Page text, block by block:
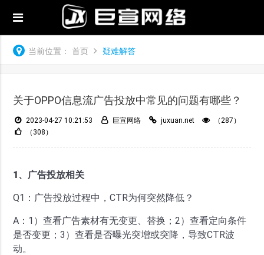
当前位置： 首页 疑难解答
关于OPPO信息流广告投放中常见的问题有哪些？
2023-04-27 10:21:53 巨宣网络 juxuan.net
（287）
（308）
1、广告投放相关
Q1：广告投放过程中，CTR为何突然降低？
A：1）查看广告素材有无变更、替换；2）查看定向条件
是否变更；3）查看是否曝光突增或突降，导致CTR波
动。